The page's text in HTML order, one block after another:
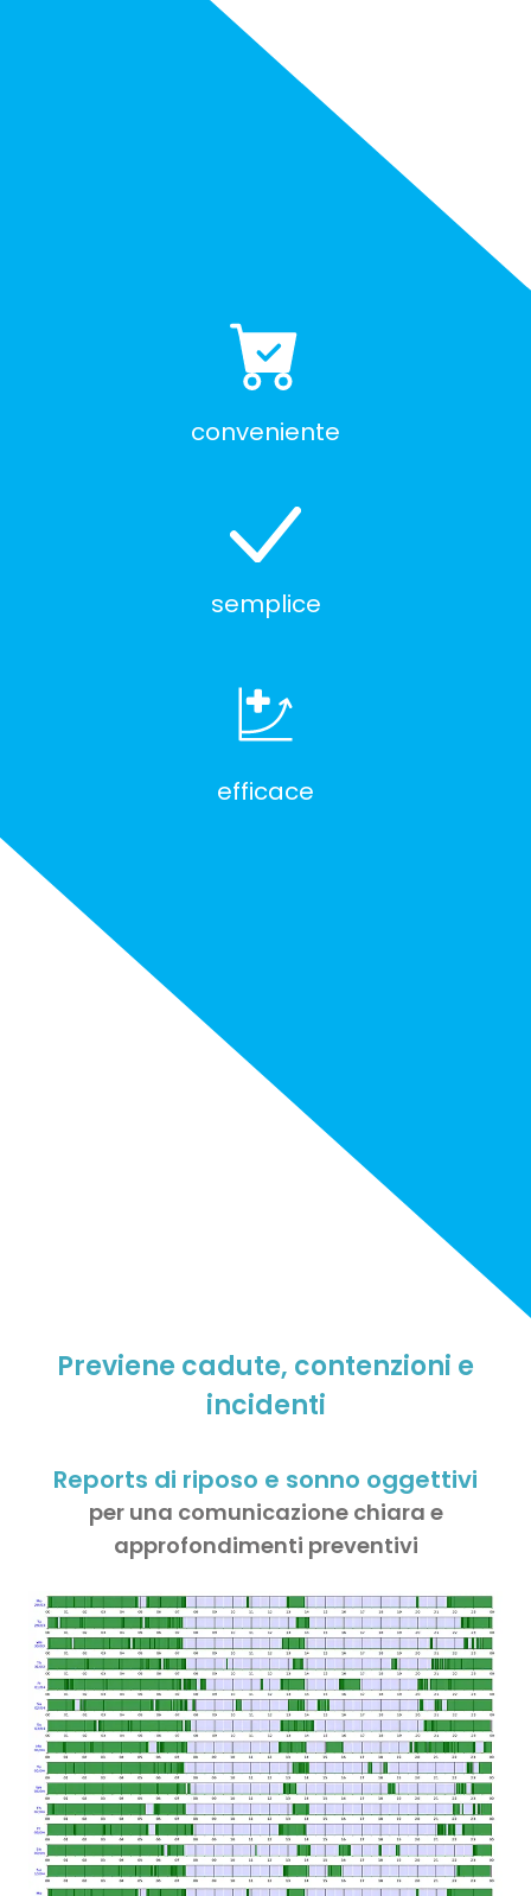
conveniente
semplice
efficace
Previene cadute, contenzioni e
incidenti
Reports di riposo e sonno oggettivi
per una comunicazione chiara e
approfondimenti preventivi